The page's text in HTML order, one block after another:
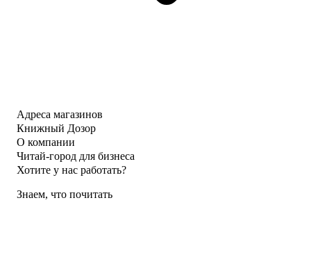
Адреса магазинов
Книжный Дозор
О компании
Читай-город для бизнеса
Хотите у нас работать?
Знаем, что почитать